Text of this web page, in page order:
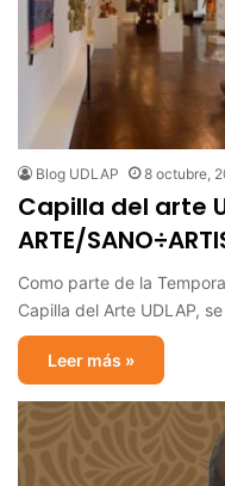
Blog UDLAP 8 octubre,
Capilla del arte
ARTE/
Como parte de la
Capilla del Arte UDLAP,
Leer más »